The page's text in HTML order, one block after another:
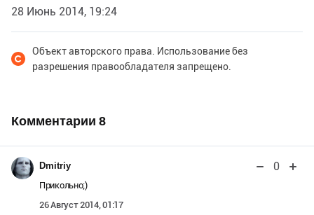
28 Июнь 2014, 19:24
Объект авторского права. Использование без
разрешения правообладателя запрещено.
Комментарии 8
Dmitriy 0
Прикольно;)
26 Август 2014, 01:17